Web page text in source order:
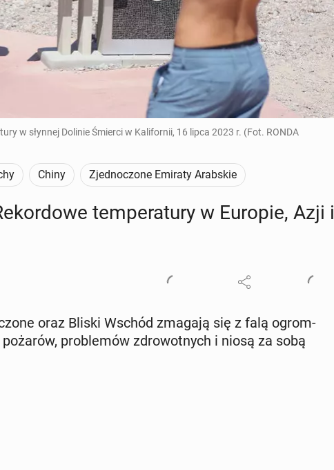
w słynnej Dolinie Śmierci w Kalifornii, 16 lipca 2023 r. (Fot. RONDA
Chiny Zjednoczone Emiraty Arabskie
tem­pe­ra­tu­ry w Europie, Azji i
oraz Bliski Wschód zmagają się z falą ogrom­
pożarów, pro­ble­mów zdro­wot­nych i niosą za sobą